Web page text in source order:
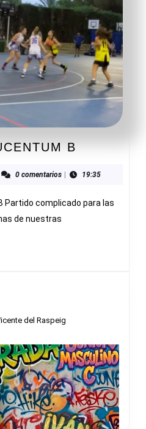
B
50
B
0 comentarios 19:35
Partido complicado para las
de nuestras
del Raspeig